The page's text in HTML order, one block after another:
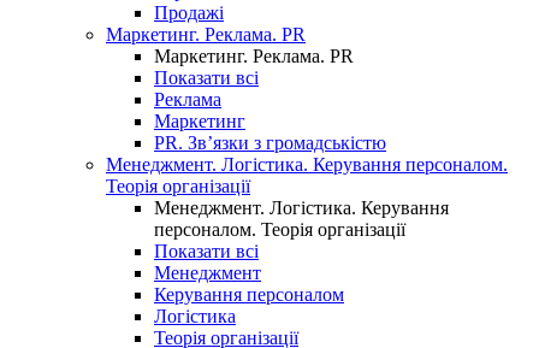
Продажі
Маркетинг. Реклама. PR
Маркетинг. Реклама. PR
Показати всі
Реклама
Маркетинг
PR. Зв’язки з громадськістю
Менеджмент. Логістика. Керування персоналом.
Теорія організації
Менеджмент. Логістика. Керування
персоналом. Теорія організації
Показати всі
Менеджмент
Керування персоналом
Логістика
Теорія організації